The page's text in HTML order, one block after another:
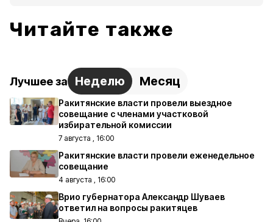
Читайте также
Лучшее за Неделю Месяц
Ракитянские власти провели выездное
совещание с членами участковой
избирательной комиссии
7 августа , 16:00
Ракитянские власти провели еженедельное
совещание
4 августа , 16:00
Врио губернатора Александр Шуваев
ответил на вопросы ракитяцев